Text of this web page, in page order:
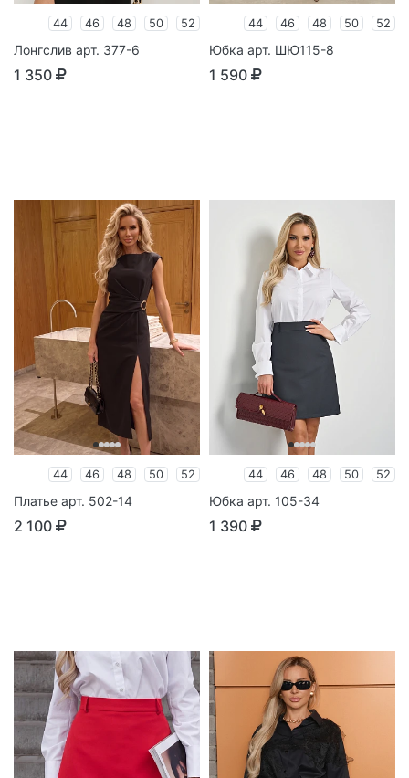
44 46 48 50 52
Лонгслив арт. 377-6
1 350
44 46 48 50 52
Юбка арт. ШЮ115-8
1 590
44 46 48 50 52
Платье арт. 502-14
2 100
44 46 48 50 52
Юбка арт. 105-34
1 390